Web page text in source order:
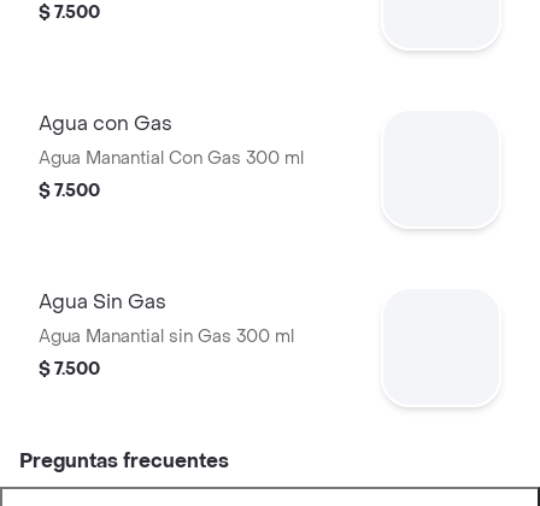
$ 7.500
Agua con Gas
Agua Manantial Con Gas 300 ml
$ 7.500
Agua Sin Gas
Agua Manantial sin Gas 300 ml
$ 7.500
Preguntas frecuentes